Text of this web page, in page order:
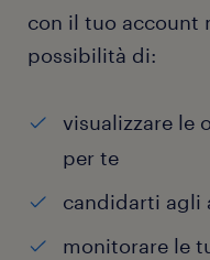
con il tuo account
possibilità di:
visualizzare le
per te
candidarti agli
monitorare le